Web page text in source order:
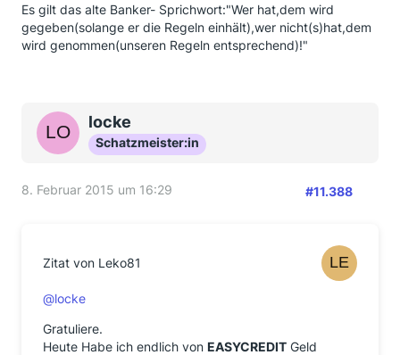
Es gilt das alte Banker- Sprichwort:"Wer hat,dem wird
gegeben(solange er die Regeln einhält),wer nicht(s)hat,dem
wird genommen(unseren Regeln entsprechend)!"
locke
Schatzmeister:in
8. Februar 2015 um 16:29 #11.388
Zitat von Leko81
@locke
Gratuliere.
Heute Habe ich endlich von EASYCREDIT Geld